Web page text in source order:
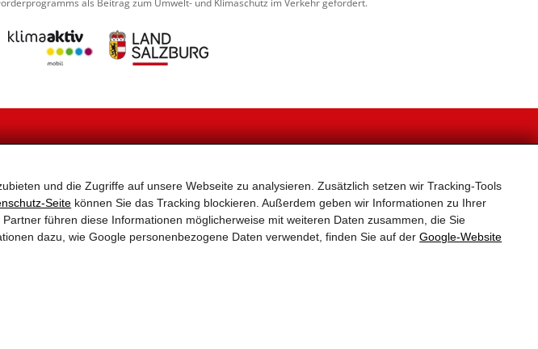
und die Zugriffe auf unsere Webseite zu analysieren. Zusätzlich setzen wir Tracking-Tools
Seite können Sie das Tracking blockieren. Außerdem geben wir Informationen zu Ihrer
führen diese Informationen möglicherweise mit weiteren Daten zusammen, die Sie
dazu, wie Google personenbezogene Daten verwendet, finden Sie auf derGoogle‑Website
& Datenschutz
Tragen Sie sich hier einfach, unverbindlich und kostenlos für den Newsletter ein.
Wir informieren Sie gerne über Neuerungen und Aktuelles zum Radfahren in Stadt
und Land Salzburg.
Ihre Mailadresse wird nur für die Versendung des Rad-Newsletters verwendet.